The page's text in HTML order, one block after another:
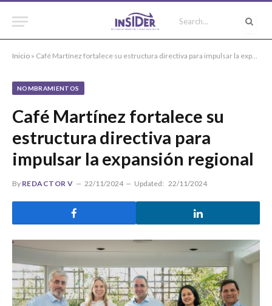
Inicio » Café Martínez fortalece su estructura directiva para impulsar la expansión regional
NOMBRAMIENTOS
Café Martínez fortalece su
estructura directiva para
impulsar la expansión regional
By REDACTOR V 22/11/2024 Updated: 22/11/2024